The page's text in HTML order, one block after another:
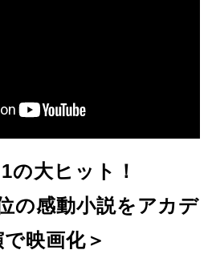
の大ヒット！
の感動小説をアカデ
映画化＞